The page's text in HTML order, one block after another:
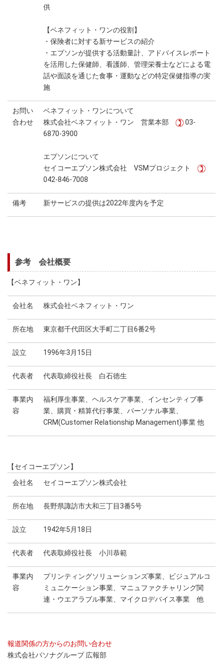
供
【ベネフィット・ワンの役割】
・保険者に対する新サービスの紹介
・エプソンが提供する活動量計、アドバイスレポート
を活用した保健師、看護師、管理栄養士などによる電
話や面談を通じた食事・運動などの特定保健指導の実
施
お問い
合わせ
ベネフィット・ワンについて
株式会社ベネフィット・ワン 営業本部
03-
6870-3900
エプソンについて
セイコーエプソン株式会社 VSMプロジェクト
042-846-7008
備考 新サービスの提供は2022年度内を予定
参考 会社概要
【ベネフィット・ワン】
会社名 株式会社ベネフィット・ワン
所在地 東京都千代田区大手町二丁目6番2号
設立 1996年3月15日
代表者 代表取締役社長 白石徳生
事業内
容
福利厚生事業、ヘルスケア事業、インセンティブ事
業、購買・精算代行事業、パーソナル事業、
CRM(Customer Relationship Management)事業 他
【セイコーエプソン】
会社名
セイコーエプソン株式会社
所在地 長野県諏訪市大和三丁目3番5号
設立 1942年5月18日
代表者 代表取締役社長 小川恭範
事業内
容
プリンティングソリューションズ事業、ビジュアルコ
ミュニケーション事業、マニュファクチャリング関
連・ウエアラブル事業、マイクロデバイス事業 他
報道関係の方からのお問い合わせ
株式会社パソナグループ 広報部